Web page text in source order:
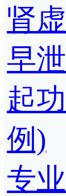
肾
早
起
例)
专